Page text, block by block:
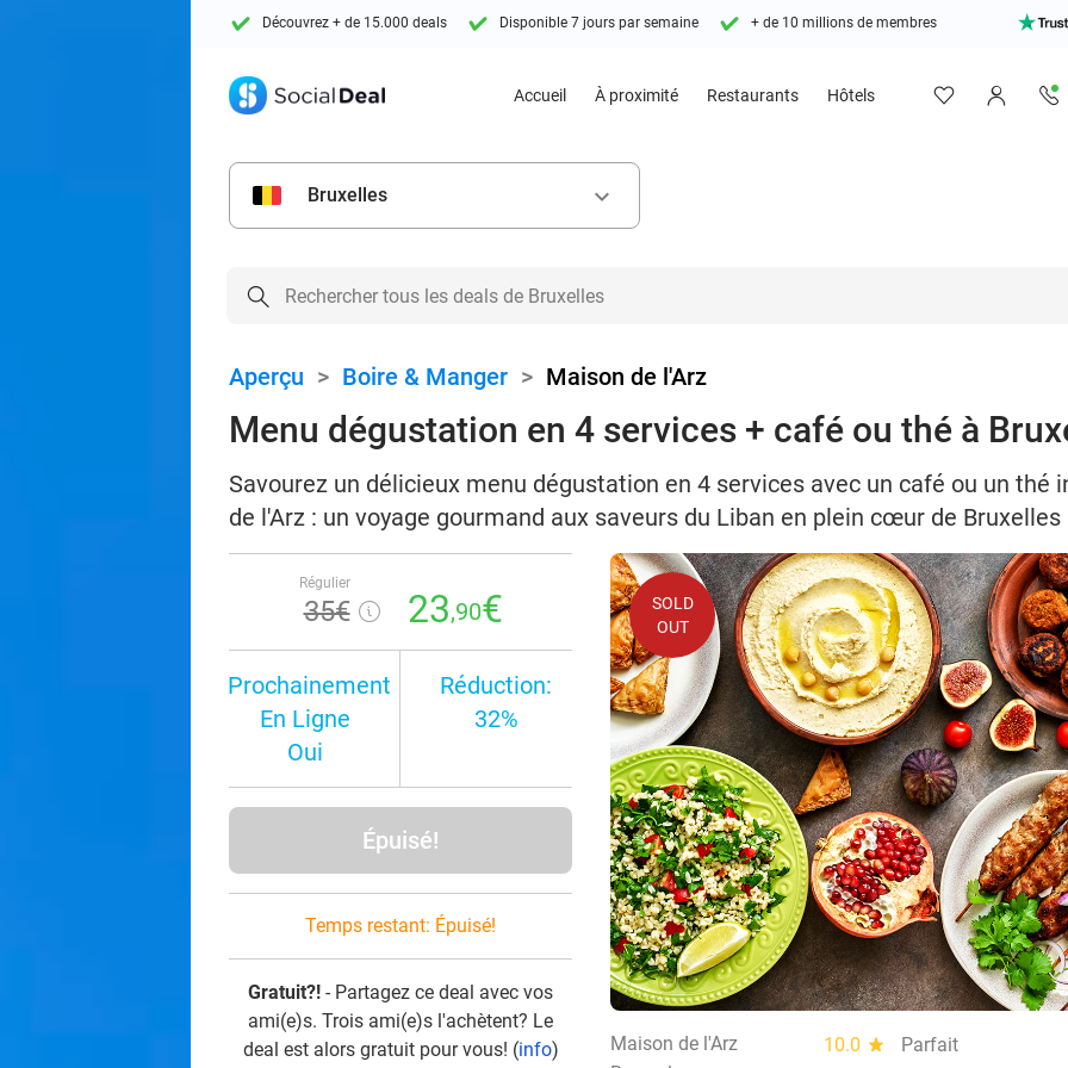
Découvrez + de 15.000 deals Disponible 7 jours par semaine + de 10 millions de membres
Accueil À proximité Restaurants Hôtels
Bruxelles keyboard_arrow_down
Aperçu > Boire & Manger > Maison de l'Arz
Menu dégustation en 4 services + café ou thé à
Savourez un délicieux menu dégustation en 4 services avec un café ou un thé
de l'Arz : un voyage gourmand aux saveurs du Liban en plein cœur de Bruxelles
Régulier
35€ 23,90€
Prochainement
En Ligne
Oui
Réduction:
32%
Épuisé!
Temps restant: Épuisé!
Gratuit?! - Partagez ce deal avec vos
ami(e)s. Trois ami(e)s l'achètent? Le
deal est alors gratuit pour vous! (info)
SOLD
OUT
Maison de l'Arz 10.0 star
Parfait